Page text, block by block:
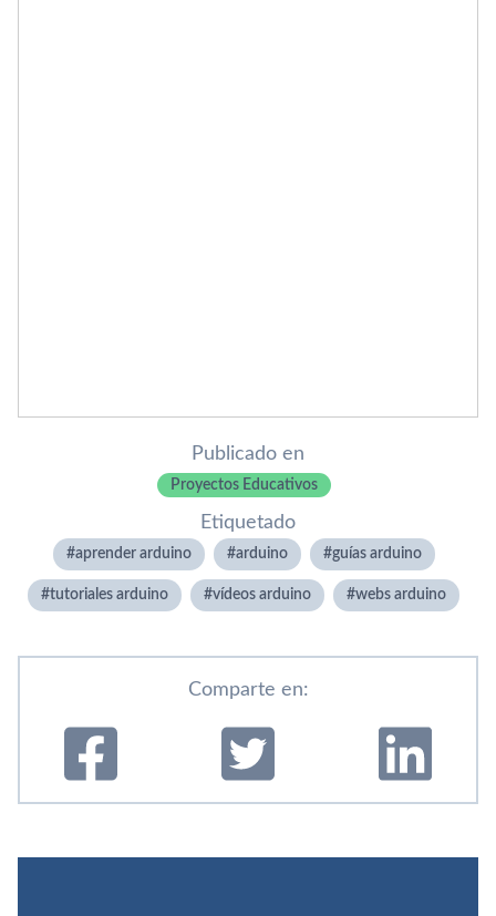
Publicado en
Proyectos Educativos
Etiquetado
aprender arduino arduino guías arduino
tutoriales arduino vídeos arduino webs arduino
Comparte en: